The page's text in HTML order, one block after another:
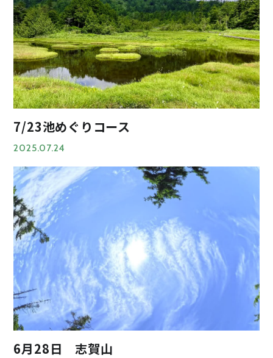
7/23池めぐりコース
2025.07.24
6月28日 志賀山